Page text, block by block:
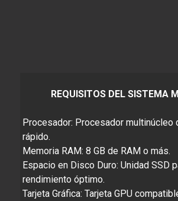
REQUISITOS DEL SISTEMA
Procesador: Procesador multinúcleo
rápido.
Memoria RAM: 8 GB de RAM o más.
Espacio en Disco Duro: Unidad SSD
rendimiento óptimo.
Tarjeta Gráfica: Tarjeta GPU